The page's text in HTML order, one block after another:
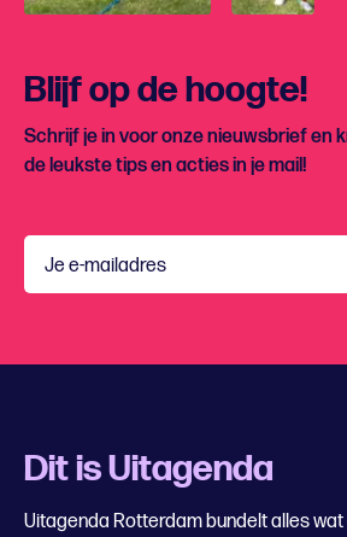
Blijf op de hoogte!
Schrijf je in voor onze nieuwsbrief en
de leukste tips en acties in je mail!
Je e-mailadres
Dit is Uitagenda
Uitagenda Rotterdam bundelt alles